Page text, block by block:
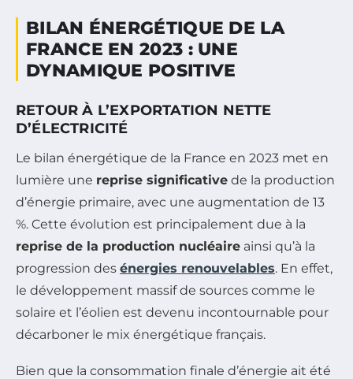
BILAN ÉNERGÉTIQUE DE LA
FRANCE EN 2023 : UNE
DYNAMIQUE POSITIVE
RETOUR À L’EXPORTATION NETTE
D’ÉLECTRICITÉ
Le bilan énergétique de la France en 2023 met en
lumière une reprise significative de la production
d’énergie primaire, avec une augmentation de 13
%. Cette évolution est principalement due à la
reprise de la production nucléaire ainsi qu’à la
progression des énergies renouvelables. En effet,
le développement massif de sources comme le
solaire et l’éolien est devenu incontournable pour
décarboner le mix énergétique français.
Bien que la consommation finale d’énergie ait été